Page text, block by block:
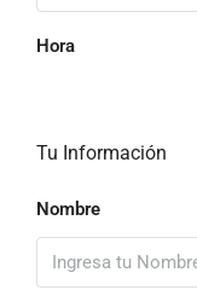
Hora
Tu Información
Nombre